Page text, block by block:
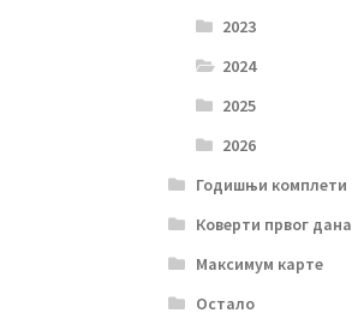
2023
2024
2025
2026
Годишњи комплети
Коверти првог дана
Максимум карте
Остало